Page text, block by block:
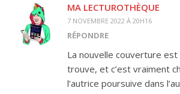
MA LECTUROTHÈQUE
7 NOVEMBRE 2022 À 20H16
RÉPONDRE
La nouvelle couverture est
trouve, et c’est vraiment
l’autrice poursuive dans